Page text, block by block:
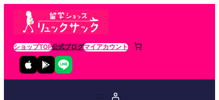
ショップTOP公式ブログマイアカウント